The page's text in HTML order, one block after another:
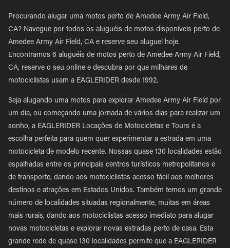
Procurando alugar uma motos perto de Amedee Army Air Field,
CA? Navegue por todos os aluguéis de motos disponíveis perto de
Amedee Army Air Field, CA e reserve seu aluguel hoje.
Encontramos 6 aluguéis de motos perto de Amedee Army Air Field,
CA, reserve o seu online e descubra por que milhares de
motociclistas usam a EAGLERIDER desde 1992.
Seja alugando uma motos para explorar Amedee Army Air Field por
um dia, ou começando uma jornada de vários dias para realizar um
sonho, a EAGLERIDER Locações de Motocicletas e Tours é a
escolha perfeita para quem quer experimentar a estrada em uma
motocicleta de modelo recente. Nossas quase 130 localidades estão
espalhadas entre os principais centros turísticos metropolitanos e
de transporte, dando aos motociclistas acesso fácil aos melhores
destinos e atrações em Estados Unidos. Também temos um grande
número de localidades situadas regionalmente, muitas em áreas
mais rurais, dando aos motociclistas acesso imediato para alugar
novas motocicletas e explorar novas estradas perto de casa. Esta
grande rede de quase 130 localidades permite que a EAGLERIDER